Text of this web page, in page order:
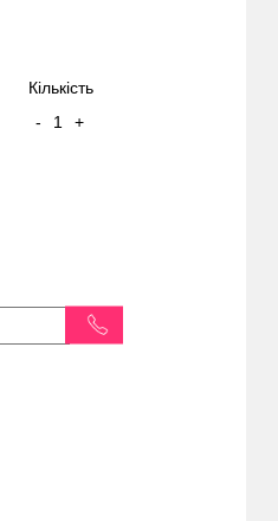
Кількість
-
1 +